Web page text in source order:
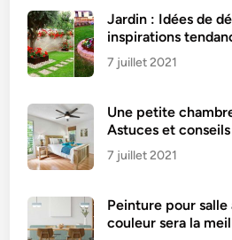
Jardin : Idées de
inspirations
7 juillet 2021
Une petite
Astuces et conseils
7 juillet 2021
Peinture pour
couleur sera la